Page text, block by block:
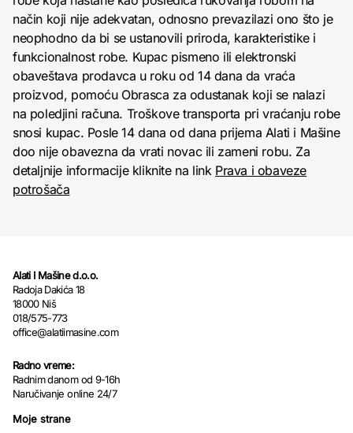
način koji nije adekvatan, odnosno prevazilazi ono što je
neophodno da bi se ustanovili priroda, karakteristike i
funkcionalnost robe. Kupac pismeno ili elektronski
obaveštava prodavca u roku od 14 dana da vraća
proizvod, pomoću Obrasca za odustanak koji se nalazi
na poledjini računa. Troškove transporta pri vraćanju robe
snosi kupac. Posle 14 dana od dana prijema Alati i Mašine
doo nije obavezna da vrati novac ili zameni robu. Za
detaljnije informacije kliknite na link Prava i obaveze
potrošača
Alati I Mašine d.o.o.
Radoja Dakića 18
18000 Niš
018/575-773
office@alatiimasine.com
Radno vreme:
Radnim danom od 9-16h
Naručivanje online 24/7
Moje strane